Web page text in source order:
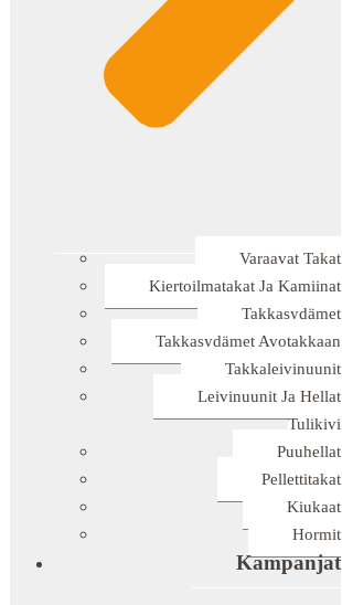
Varaavat Takat
Kiertoilmatakat Ja Kamiinat
Takkasydämet
Takkasydämet Avotakkaan
Takkaleivinuunit
Leivinuunit Ja Hellat
Tulikivi
Puuhellat
Pellettitakat
Kiukaat
Hormit
Kampanjat